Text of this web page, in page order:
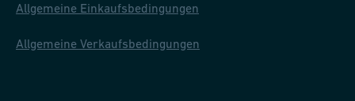
Allgemeine Einkaufsbedingungen
Allgemeine Verkaufsbedingungen